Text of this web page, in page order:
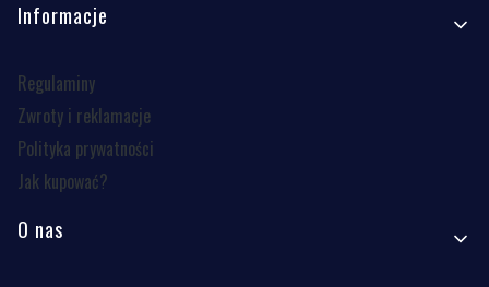
Informacje
Regulaminy
Zwroty i reklamacje
Polityka prywatności
Jak kupować?
O nas